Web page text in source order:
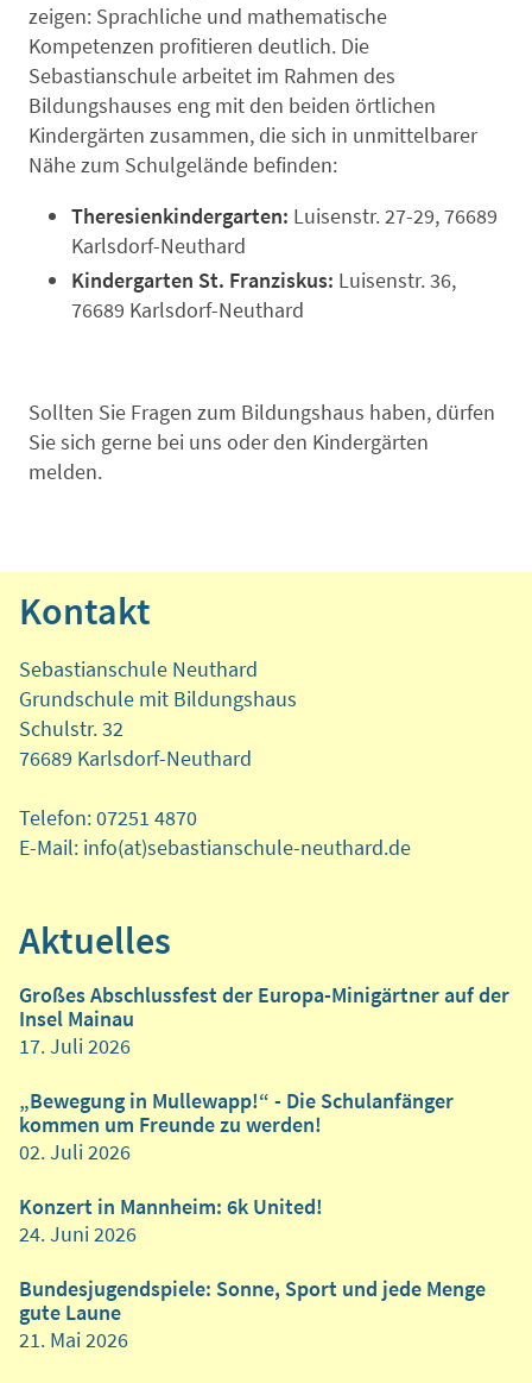
zeigen: Sprachliche und mathematische
Kompetenzen profitieren deutlich. Die
Sebastianschule arbeitet im Rahmen des
Bildungshauses eng mit den beiden örtlichen
Kindergärten zusammen, die sich in unmittelbarer
Nähe zum Schulgelände befinden:
Theresienkindergarten: Luisenstr. 27-29, 76689
Karlsdorf-Neuthard
Kindergarten St. Franziskus: Luisenstr. 36,
76689 Karlsdorf-Neuthard
Sollten Sie Fragen zum Bildungshaus haben, dürfen
Sie sich gerne bei uns oder den Kindergärten
melden.
Kontakt
Sebastianschule Neuthard
Grundschule mit Bildungshaus
Schulstr. 32
76689 Karlsdorf-Neuthard
Telefon: 07251 4870
E-Mail: info(at)sebastianschule-neuthard.de
Aktuelles
Großes Abschlussfest der Europa-Minigärtner auf der
Insel Mainau
17. Juli 2026
„Bewegung in Mullewapp!“ - Die Schulanfänger
kommen um Freunde zu werden!
02. Juli 2026
Konzert in Mannheim: 6k United!
24. Juni 2026
Bundesjugendspiele: Sonne, Sport und jede Menge
gute Laune
21. Mai 2026